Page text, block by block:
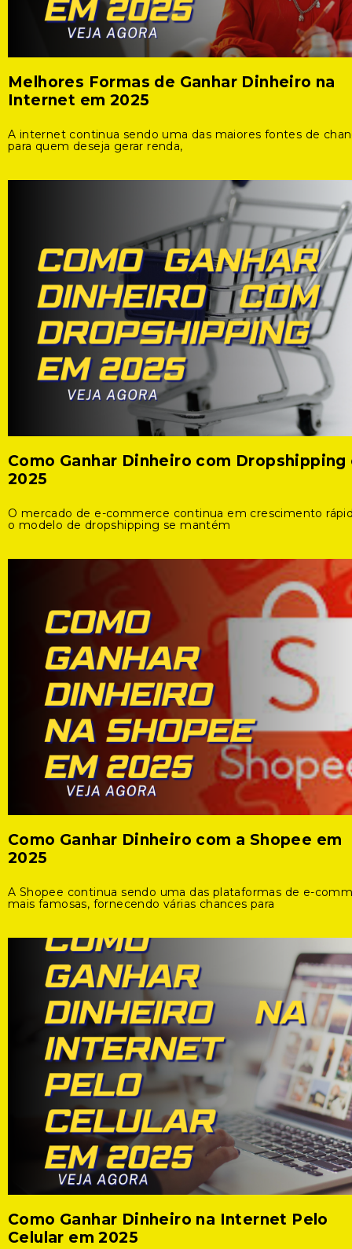
Melhores Formas de Ganhar Dinheiro na
Internet em 2025
A internet continua sendo uma das maiores fontes de
para quem deseja gerar renda,
Como Ganhar Dinheiro com Dropshipping
2025
O mercado de e-commerce continua em crescimento
o modelo de dropshipping se mantém
Como Ganhar Dinheiro com a Shopee em
2025
A Shopee continua sendo uma das plataformas de e-
mais famosas, fornecendo várias chances para
Como Ganhar Dinheiro na Internet Pelo
Celular em 2025